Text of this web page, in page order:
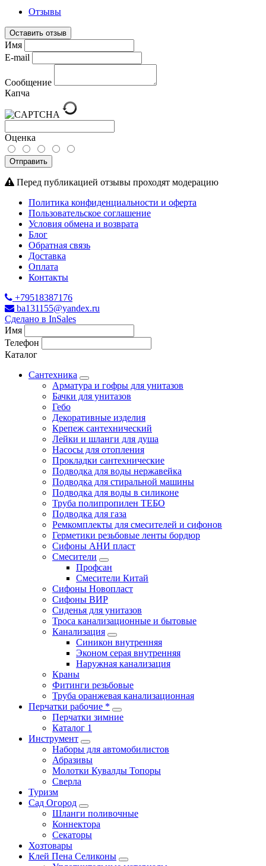
Отзывы
Оставить отзыв
Имя
E-mail
Сообщение
Капча
Оценка
Отправить
Перед публикацией отзывы проходят модерацию
Политика конфиденциальности и оферта
Пользовательское соглашение
Условия обмена и возврата
Блог
Обратная связь
Доставка
Оплата
Контакты
+79518387176
ba131155@yandex.ru
Сделано в InSales
Имя
Телефон
Каталог
Сантехника
Арматура и гофры для унитазов
Бачки для унитазов
Гебо
Декоративные изделия
Крепеж сантехнический
Лейки и шланги для душа
Насосы для отопления
Прокладки сантехнические
Подводка для воды нержавейка
Подводка для стиральной машины
Подводка для воды в силиконе
Труба полипропилен ТЕБО
Подводка для газа
Ремкомплекты для смесителей и сифонов
Герметики резьбовые ленты бордюр
Сифоны АНИ пласт
Смесители
Профсан
Смесители Китай
Сифоны Новопласт
Сифоны ВИР
Сиденья для унитазов
Троса канализационные и бытовые
Канализация
Синикон внутренняя
Эконом серая внутренняя
Наружная канализация
Краны
Фитинги резьбовые
Труба оранжевая канализационная
Перчатки рабочие *
Перчатки зимние
Каталог 1
Инструмент
Наборы для автомобилистов
Абразивы
Молотки Кувалды Топоры
Сверла
Туризм
Сад Огород
Шланги поливочные
Коннектора
Секаторы
Хозтовары
Клей Пена Селиконы